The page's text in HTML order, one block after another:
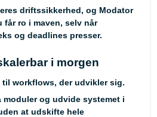
driftssikkerhed, og Modator
får ro i maven, selv når
og deadlines presser.
i morgen
til workflows, der udvikler sig.
moduler og udvide systemet i
at udskifte hele